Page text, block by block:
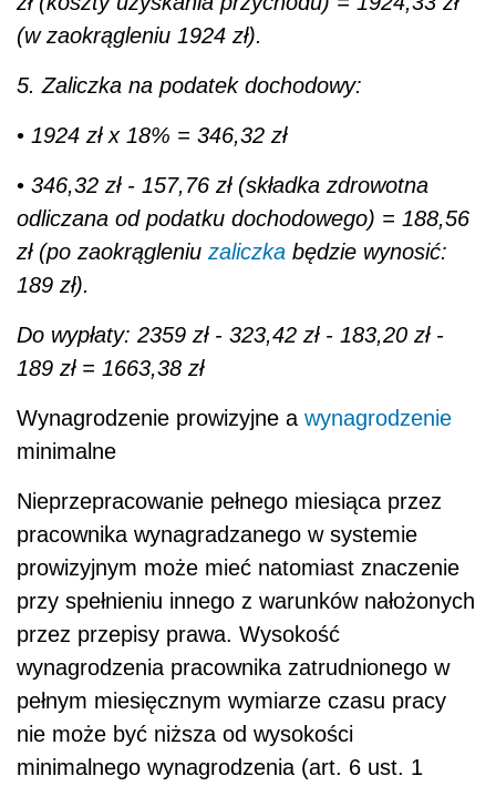
(w zaokrągleniu 1924 zł).
5. Zaliczka na podatek dochodowy:
• 1924 zł x 18% = 346,32 zł
• 346,32 zł - 157,76 zł (składka zdrowotna
odliczana od podatku dochodowego) = 188,56
zł (po zaokrągleniu zaliczka będzie wynosić:
189 zł).
Do wypłaty: 2359 zł - 323,42 zł - 183,20 zł -
189 zł = 1663,38 zł
Wynagrodzenie prowizyjne a wynagrodzenie
minimalne
Nieprzepracowanie pełnego miesiąca przez
pracownika wynagradzanego w systemie
prowizyjnym może mieć natomiast znaczenie
przy spełnieniu innego z warunków nałożonych
przez przepisy prawa. Wysokość
wynagrodzenia pracownika zatrudnionego w
pełnym miesięcznym wymiarze czasu pracy
nie może być niższa od wysokości
minimalnego wynagrodzenia (art. 6 ust. 1